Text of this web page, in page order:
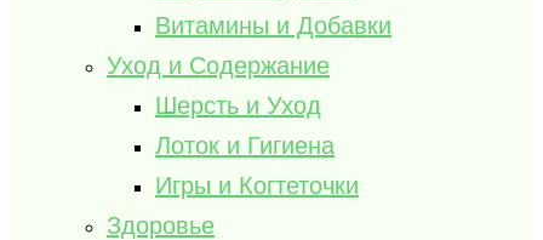
Витамины и Добавки
Уход и Содержание
Шерсть и Уход
Лоток и Гигиена
Игры и Когтеточки
Здоровье